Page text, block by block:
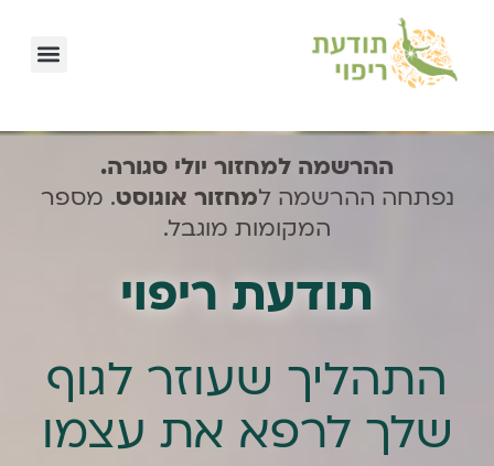
ההרשמה למחזור יולי סגורה.
נפתחה ההרשמה למחזור אוגוסט. מספר
המקומות מוגבל.
תודעת ריפוי
התהליך שעוזר לגוף
שלך לרפא את עצמו